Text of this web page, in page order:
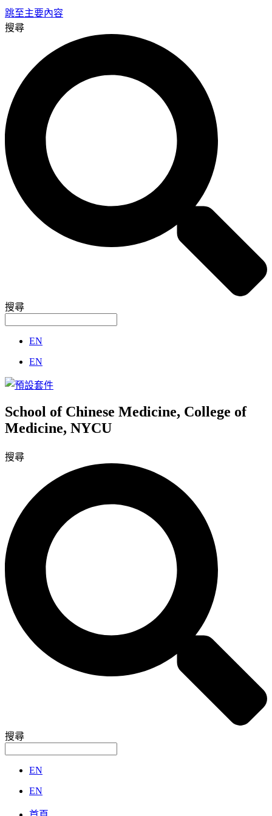
跳至主要內容
搜尋
搜尋
EN
EN
School of Chinese Medicine, College of
Medicine, NYCU
搜尋
搜尋
EN
EN